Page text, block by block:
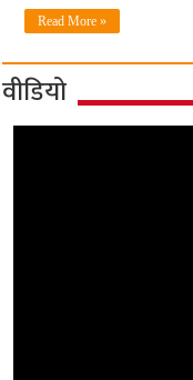
Read More »
वीडियो